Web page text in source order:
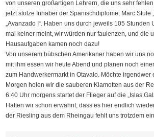
von unseren großartigen Lehrern, die uns sehr
jetzt stolze Inhaber der Spanischdiplome, Marc Stufe
„Avanzado I“. Haben uns durch jeweils 105 Stunden
mal keiner meint, wir würden nur faulenzen, und die
Hausaufgaben kamen noch dazu!
Von unserem hübschen Amerikaner haben wir uns
mit ihm essen wir heute Abend und planen noch
zum Handwerkermarkt in Otavalo. Möchte
Morgen holen wir die sauberen Klamotten aus der
6:40 Uhr morgens startet der Flieger auf die „Islas
Hatten wir schon erwähnt, dass es hier endlich
der Riesling aus dem Rheingau fehlt uns trotzdem